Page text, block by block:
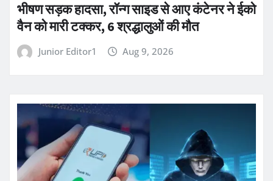
भीषण सड़क हादसा, रॉन्ग साइड से आए कंटेनर ने ईको
वैन को मारी टक्कर, 6 श्रद्धालुओं की मौत
Junior Editor1 Aug 9, 2026